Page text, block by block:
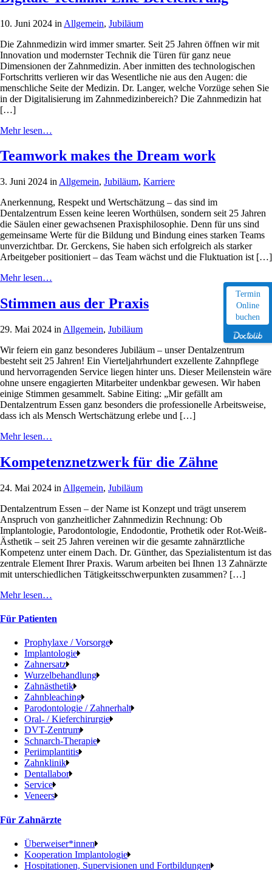
10. Juni 2024 in Allgemein, Jubiläum
Die Zahnmedizin wird immer smarter. Seit 25 Jahren öffnen wir mit
Innovation und modernster Technik die Türen für ganz neue
Dimensionen der Zahnmedizin. Aber inmitten des technologischen
Fortschritts verlieren wir das Wesentliche nie aus den Augen: die
menschliche Seite der Medizin. Dr. Langer, welche Vorzüge sehen Sie
in der Digitalisierung im Zahnmedizinbereich? Die Zahnmedizin hat
[…]
Mehr lesen…
Teamwork makes the Dream work
3. Juni 2024 in Allgemein, Jubiläum, Karriere
Anerkennung, Respekt und Wertschätzung – das sind im
Dentalzentrum Essen keine leeren Worthülsen, sondern seit 25 Jahren
die Säulen einer gewachsenen Praxisphilosophie. Denn für uns sind
gemeinsame Werte für die Bildung und Bindung eines starken Teams
unverzichtbar. Dr. Gerckens, Sie haben sich erfolgreich als starker
Arbeitgeber positioniert – das Team wächst und die Fluktuation ist […]
Mehr lesen…
Stimmen aus der Praxis
29. Mai 2024 in Allgemein, Jubiläum
Wir feiern ein ganz besonderes Jubiläum – unser Dentalzentrum
besteht seit 25 Jahren! Ein Vierteljahrhundert exzellente Zahnpflege
und hervorragenden Service liegen hinter uns. Dieser Meilenstein wäre
ohne unsere engagierten Mitarbeiter undenkbar gewesen. Wir haben
einige Stimmen gesammelt. Sabine Eiting: „Mir gefällt am
Dentalzentrum Essen ganz besonders die professionelle Arbeitsweise,
dass ich als Mensch Wertschätzung erlebe und […]
Mehr lesen…
Kompetenznetzwerk für die Zähne
24. Mai 2024 in Allgemein, Jubiläum
Dentalzentrum Essen – der Name ist Konzept und trägt unserem
Anspruch von ganzheitlicher Zahnmedizin Rechnung: Ob
Implantologie, Parodontologie, Endodontie, Prothetik oder Rot-Weiß-
Ästhetik – seit 25 Jahren vereinen wir die gesamte zahnärztliche
Kompetenz unter einem Dach. Dr. Günther, das Spezialistentum ist das
zentrale Element Ihrer Praxis. Warum arbeiten bei Ihnen 13 Zahnärzte
mit unterschiedlichen Tätigkeitsschwerpunkten zusammen? […]
Mehr lesen…
Für Patienten
Prophylaxe / Vorsorge
Implantologie
Zahnersatz
Wurzelbehandlung
Zahnästhetik
Zahnbleaching
Parodontologie / Zahnerhalt
Oral- / Kieferchirurgie
DVT-Zentrum
Schnarch-Therapie
Periimplantitis
Zahnklinik
Dentallabor
Service
Veneers
Für Zahnärzte
Überweiser*innen
Kooperation Implantologie
Hospitationen, Supervisionen und Fortbildungen
Termin
Online
buchen